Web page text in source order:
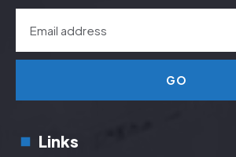
GO
Links